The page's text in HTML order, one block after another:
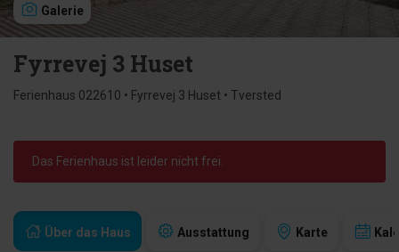
Galerie
Fyrrevej 3 Huset
Ferienhaus 022610 • Fyrrevej 3 Huset • Tversted
Über das Haus Ausstattung Karte
Das Ferienhaus ist leider nicht frei.